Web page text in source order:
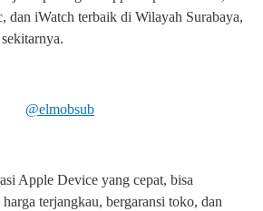
dan iWatch terbaik di Wilayah Surabaya,
@elmobsub
Apple Device yang cepat, bisa
terjangkau, bergaransi toko, dan